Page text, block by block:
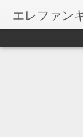
エレファン
【お知らせ】